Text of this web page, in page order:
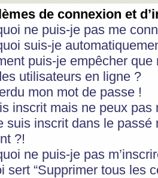
de connexion et
ne puis-je pas me
suis-je
puis-je empêcher
utilisateurs en ligne ?
mon mot de passe !
inscrit mais ne peux pas
suis inscrit dans le
?!
ne puis-je pas
sert “Supprimer tous les